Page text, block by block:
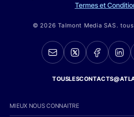
Termes et
© 2026 Talmont Media SAS.
MIEUX NOUS CONNAITRE